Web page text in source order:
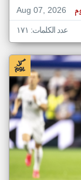
Aug 07, 2026
عدد الكلمات: ١٧١